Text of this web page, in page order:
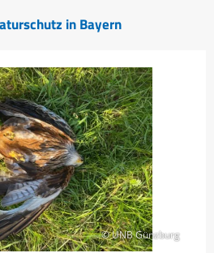
in Bayern
© UNB Günzburg